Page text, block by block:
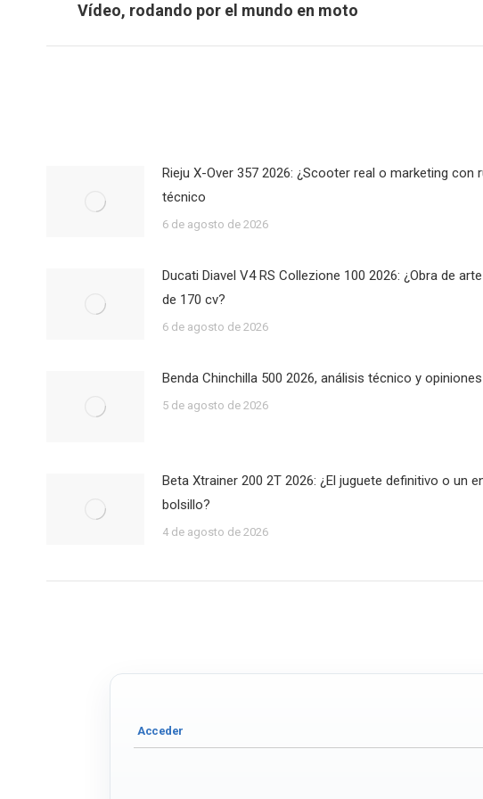
Previous
Vídeo, rodando por el mundo en moto
Rieju X-Over 357 2026: ¿Scooter real o marketing con
técnico
6 de agosto de 2026
Ducati Diavel V4 RS Collezione 100 2026: ¿Obra de
de 170 cv?
6 de agosto de 2026
Benda Chinchilla 500 2026, análisis técnico y
5 de agosto de 2026
Beta Xtrainer 200 2T 2026: ¿El juguete definitivo o un
bolsillo?
4 de agosto de 2026